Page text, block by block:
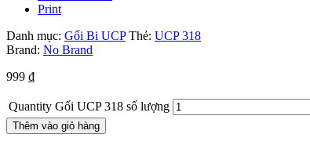
Print
Danh mục: Gối Bi UCP Thẻ: UCP 318
Brand: No Brand
999 ₫
Quantity Gối UCP 318 số lượng
Thêm vào giỏ hàng